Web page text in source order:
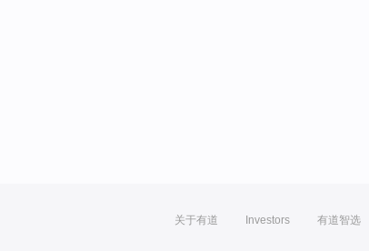
关于有道 Investors 有道智选